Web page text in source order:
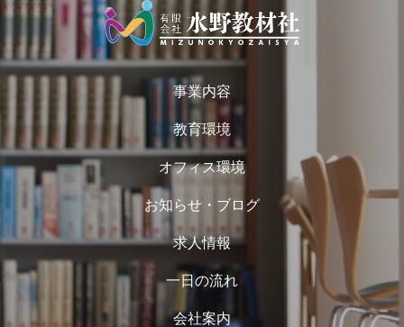
事業内容
教育環境
オフィス環境
お知らせ・ブログ
求人情報
一日の流れ
会社案内